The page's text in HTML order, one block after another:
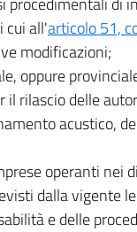
cui all'articolo 51,
modificazioni;
oppure
rilascio delle
acustico,
operanti nei
dalla vigente
e delle